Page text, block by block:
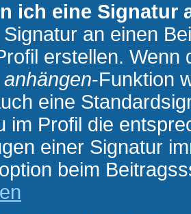
ich eine Signatur
an einen
erstellen.
-Funktion
eine
im Profil die
einer Signatur
beim